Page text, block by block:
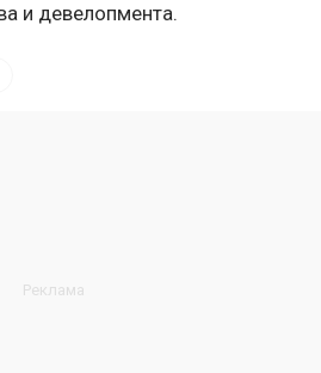
и девелопмента.